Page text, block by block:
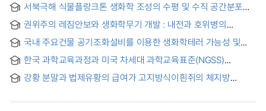
서북극해 식물플랑크톤 생화학 조성의 수평 및 수직 공간분포
연구 = Horizontal and Vertical Distribution Patterns of
Phytoplankton Biochemical Composition in the Western
Arctic Ocean
권위주의 레짐안보와 생화학무기 개발 : 내전과 호위병의
딜레마를 중심으로 = Authoritarian Regime Security and the
Pursuit of Chemical and Biological Weapons(CBW):
Focusing on Civil War and Guardianship Dilemma
국내 주요건물 공기조화설비를 이용한 생화학테러 가능성 및
대응방안에 관한 연구 = (A) study on possibility and counter-
measures against biochemistry terror using air
conditioning system
한국 과학교육과정과 미국 차세대 과학교육표준(NGSS)
고등학교 생화학 영역 비교연구 = A comparative study of
Korean science education curriculum and Next Generation
life science connectivity
강황 분말과 법제유황의 급여가 고지방식이흰쥐의 체지방